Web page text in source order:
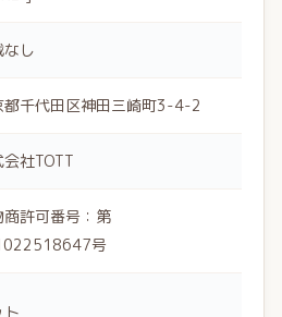
なし
都千代田区神田三崎町3-4-2
会社TOTT
商許可番号：第
号
ト